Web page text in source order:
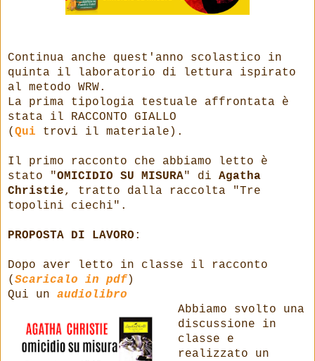
Continua anche quest'anno scolastico in
quinta il laboratorio di lettura ispirato
al metodo WRW.
La prima tipologia testuale affrontata è
stata il RACCONTO GIALLO
( Qui trovi il materiale).
Il primo racconto che abbiamo letto è
stato "OMICIDIO SU MISURA" di Agatha
Christie, tratto dalla raccolta "Tre
topolini ciechi".
PROPOSTA DI LAVORO :
Dopo aver letto in classe il racconto
( Scaricalo in pdf)
Qui un audiolibro
Abbiamo svolto una
discussione in
classe e
realizzato un